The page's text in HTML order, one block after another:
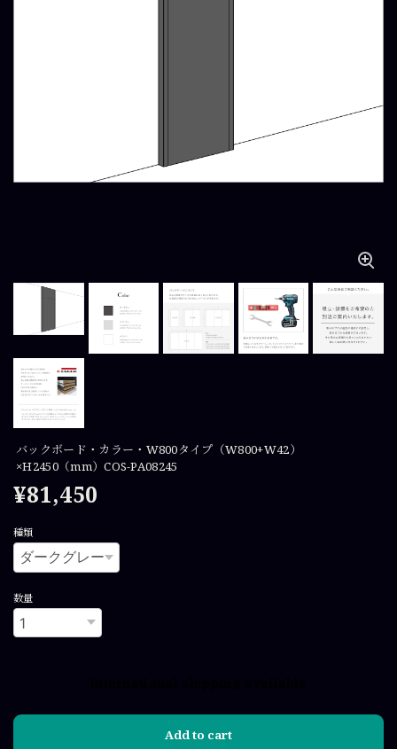
バックボード・カラー・W800タイプ（W800+W42）
×H2450（mm）COS-PA08245
¥81,450
種類
数量
Add to cart